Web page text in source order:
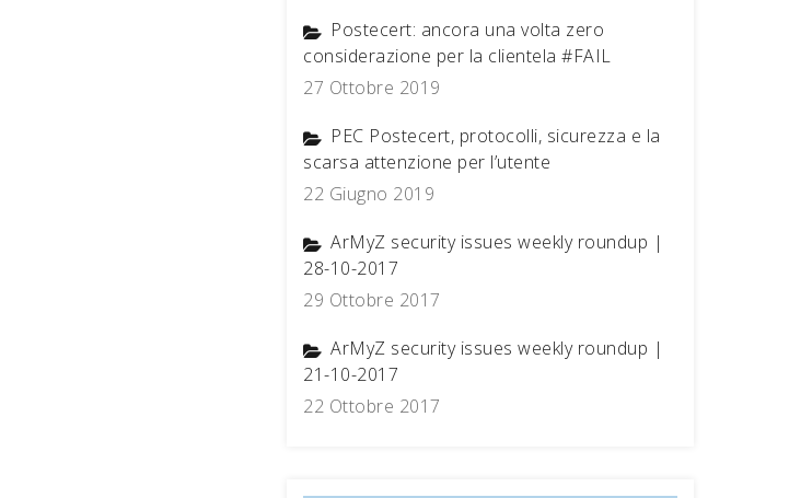
Postecert: ancora una volta zero
considerazione per la clientela #FAIL
27 Ottobre 2019
PEC Postecert, protocolli, sicurezza e la
scarsa attenzione per l’utente
22 Giugno 2019
ArMyZ security issues weekly roundup |
28-10-2017
29 Ottobre 2017
ArMyZ security issues weekly roundup |
21-10-2017
22 Ottobre 2017